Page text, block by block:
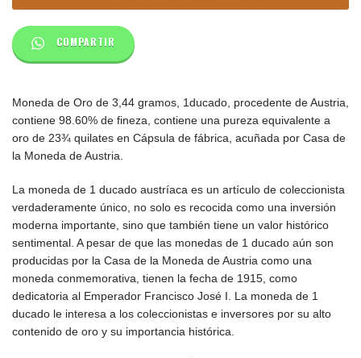
COMPARTIR
Moneda de Oro de 3,44 gramos, 1ducado, procedente de Austria,
contiene 98.60% de fineza, contiene una pureza equivalente a
oro de 23¾ quilates en Cápsula de fábrica, acuñada por Casa de
la Moneda de Austria.
La moneda de 1 ducado austríaca es un artículo de coleccionista
verdaderamente único, no solo es recocida como una inversión
moderna importante, sino que también tiene un valor histórico
sentimental. A pesar de que las monedas de 1 ducado aún son
producidas por la Casa de la Moneda de Austria como una
moneda conmemorativa, tienen la fecha de 1915, como
dedicatoria al Emperador Francisco José I. La moneda de 1
ducado le interesa a los coleccionistas e inversores por su alto
contenido de oro y su importancia histórica.